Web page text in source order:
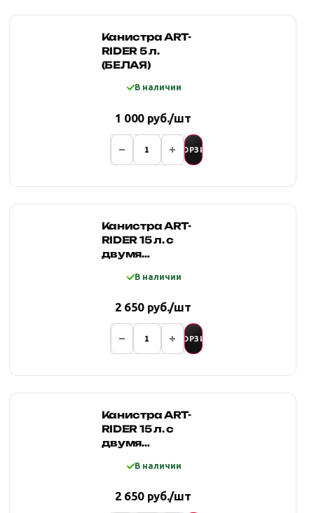
Канистра ART-
RIDER 5 л.
(БЕЛАЯ)
В наличии
1 000 руб./шт
В КОРЗИНУ
Канистра ART-
RIDER 15 л. с
двумя
заправочным
(ЧЕРНАЯ)
В наличии
2 650 руб./шт
В КОРЗИНУ
Канистра ART-
RIDER 15 л. с
двумя
заправочным
(КРАСНАЯ)
В наличии
2 650 руб./шт